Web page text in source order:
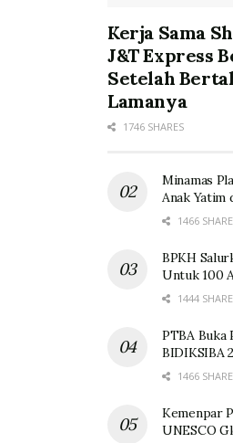
Kerja Sama
J&T Express
Setelah
Lamanya
1746 SHARES
Minamas
Anak Yatim
1466
BPKH
Untuk 100
1444
PTBA Buka
BIDIKSIBA
1466
Kemenpar
UNESCO